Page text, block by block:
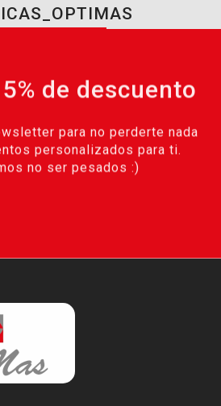
de descuento
para no perderte nada
personalizados para ti.
no ser pesados :)